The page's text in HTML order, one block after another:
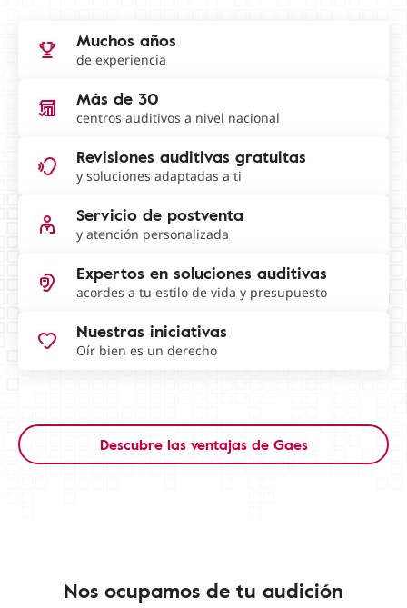
Muchos años
de experiencia
Más de 30
centros auditivos a nivel nacional
Revisiones auditivas gratuitas
y soluciones adaptadas a ti
Servicio de postventa
y atención personalizada
Expertos en soluciones auditivas
acordes a tu estilo de vida y presupuesto
Nuestras iniciativas
Oír bien es un derecho
Descubre las ventajas de Gaes
Nos ocupamos de tu audición